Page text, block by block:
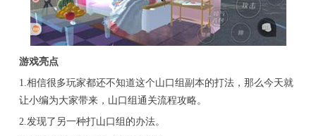
游戏亮点
1.相信很多玩家都还不知道这个山口组副本的打法，那么今天就
让小编为大家带来，山口组通关流程攻略。
2.发现了另一种打山口组的办法。